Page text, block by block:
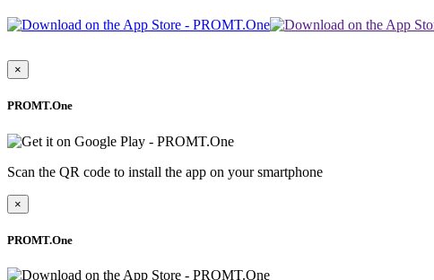
×
PROMT.One
Scan the QR code to install the app on your smartphone
×
PROMT.One